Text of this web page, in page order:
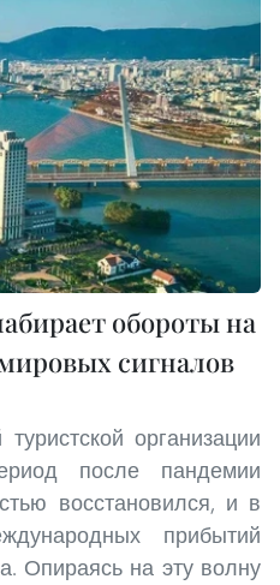
обороты на
сигналов
организации
после пандемии
восстановился, и в
прибытий
Опираясь на эту волну